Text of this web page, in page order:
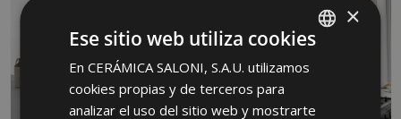
SPANISH
ENGLISH
×
Ese sitio web utiliza cookies
En CERÁMICA SALONI, S.A.U. utilizamos
cookies propias y de terceros para
analizar el uso del sitio web y mostrarte